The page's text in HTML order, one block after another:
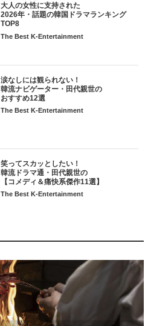
大人の女性に支持された
2026年・話題の韓国ドラマランキング
TOP8
The Best K-Entertainment
涙なしには観られない！
韓流ナビゲーター・田代親世の
おすすめ12選
The Best K-Entertainment
笑ってスカッとしたい！
韓流ドラマ通・田代親世の
【コメディ＆痛快系傑作11選】
The Best K-Entertainment